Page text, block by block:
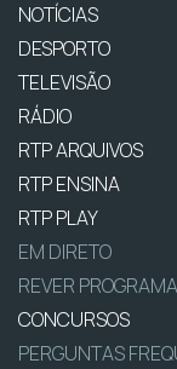
NOTÍCIAS
DESPORTO
TELEVISÃO
RÁDIO
RTP ARQUIVOS
RTP ENSINA
RTP PLAY
EM DIRETO
REVER
CONCURSOS
PERGUNTAS